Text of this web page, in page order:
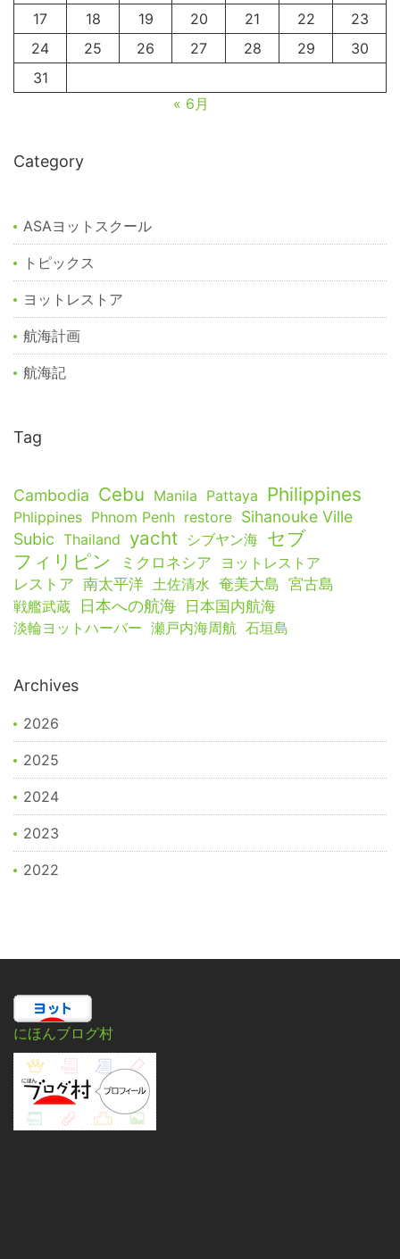
17
18 19 20 21 22
23
24
25 26 27 28 29
30
31
« 6月
Category
ASAヨットスクール
トピックス
ヨットレストア
航海計画
航海記
Tag
Cambodia Cebu Manila Pattaya Philippines
Phlippines Phnom Penh restore Sihanouke Ville
Subic Thailand yacht シブヤン海 セブ
フィリピン ミクロネシア
ヨットレストア
レストア 南太平洋 土佐清水 奄美大島 宮古島
戦艦武蔵 日本への航海 日本国内航海
淡輪ヨットハーバー 瀬戸内海周航 石垣島
Archives
2026
2025
2024
2023
2022
にほんブログ村